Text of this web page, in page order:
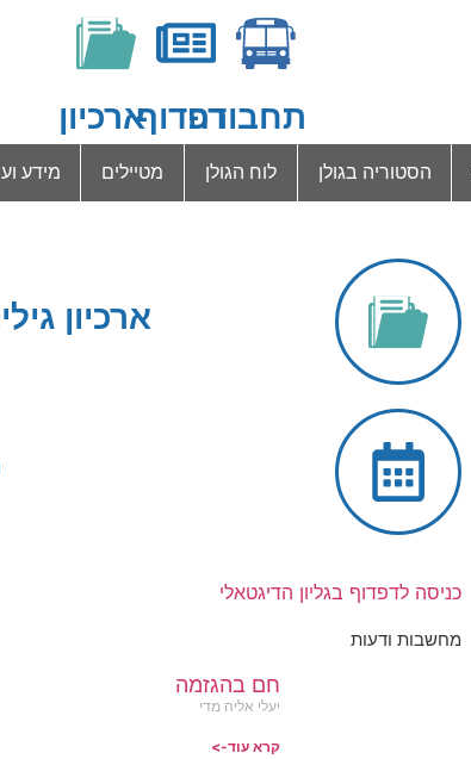
תחבורהדפדוףארכיון
הסטוריה בגולן לוח הגולן מטיילים מידע
ארכיון
כניסה לדפדוף בגליון הדיגטאלי
מחשבות ודעות
חם בהגזמה
יעלי אליה מדי
קרא עוד->